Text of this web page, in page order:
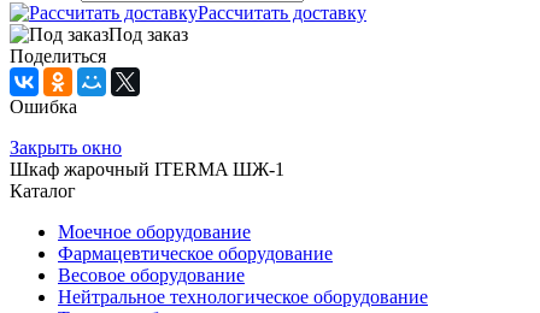
Рассчитать доставку
Под заказ
Поделиться
Ошибка
Закрыть окно
Шкаф жарочный ITERMA ШЖ-1
Каталог
Моечное оборудование
Фармацевтическое оборудование
Весовое оборудование
Нейтральное технологическое оборудование